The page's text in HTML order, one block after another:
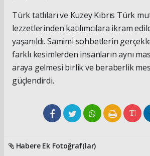
Türk tatlıları ve Kuzey Kıbrıs Türk
lezzetlerinden katılımcılara ikram
yaşanıldı. Samimi sohbetlerin
farklı kesimlerden insanların aynı
araya gelmesi birlik ve beraberlik
güçlendirdi.
Habere Ek Fotoğraf(lar)